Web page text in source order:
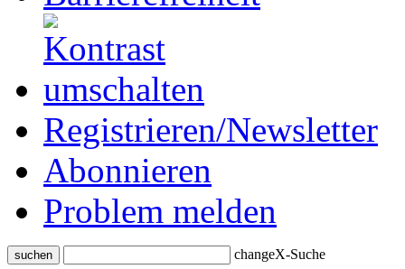
Registrieren/Newsletter
Abonnieren
Problem melden
suchen changeX-Suche